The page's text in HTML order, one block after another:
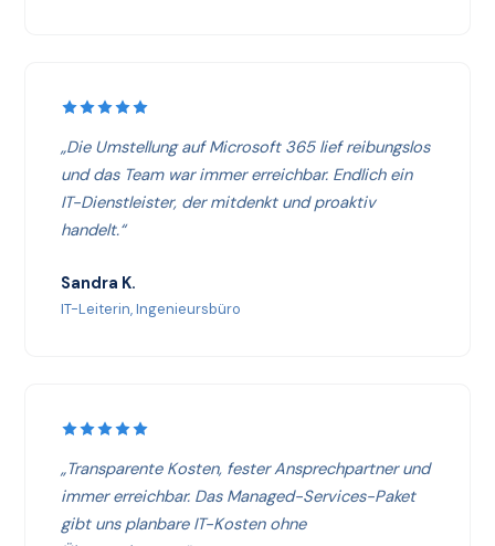
„Die Umstellung auf Microsoft 365 lief reibungslos
und das Team war immer erreichbar. Endlich ein
IT-Dienstleister, der mitdenkt und proaktiv
handelt.“
Sandra K.
IT-Leiterin, Ingenieursbüro
„Transparente Kosten, fester Ansprechpartner und
immer erreichbar. Das Managed-Services-Paket
gibt uns planbare IT-Kosten ohne